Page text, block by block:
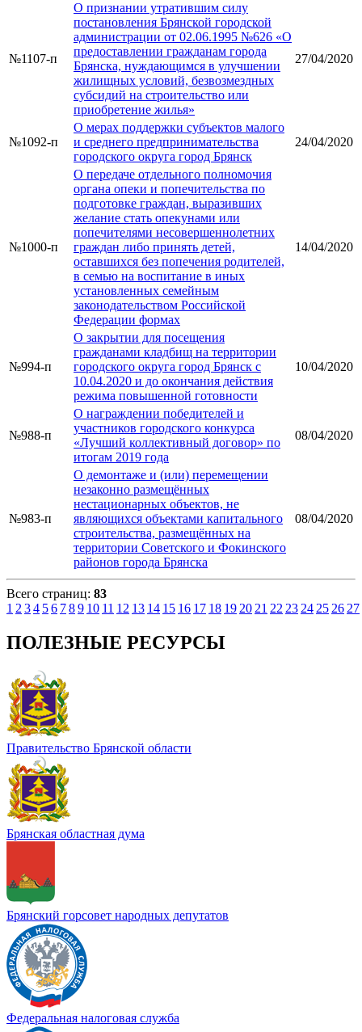
№1107-п
О признании утратившим силу
постановления Брянской городской
администрации от 02.06.1995 №626 «О
предоставлении гражданам города
Брянска, нуждающимся в улучшении
жилищных условий, безвозмездных
субсидий на строительство или
приобретение жилья»
27/04/2020
№1092-п
О мерах поддержки субъектов малого
и среднего предпринимательства
городского округа город Брянск
24/04/2020
№1000-п
О передаче отдельного полномочия
органа опеки и попечительства по
подготовке граждан, выразивших
желание стать опекунами или
попечителями несовершеннолетних
граждан либо принять детей,
оставшихся без попечения родителей,
в семью на воспитание в иных
установленных семейным
законодательством Российской
Федерации формах
14/04/2020
№994-п
О закрытии для посещения
гражданами кладбищ на территории
городского округа город Брянск с
10.04.2020 и до окончания действия
режима повышенной готовности
10/04/2020
№988-п
О награждении победителей и
участников городского конкурса
«Лучший коллективный договор» по
итогам 2019 года
08/04/2020
№983-п
О демонтаже и (или) перемещении
незаконно размещённых
нестационарных объектов, не
являющихся объектами капитального
строительства, размещённых на
территории Советского и Фокинского
районов города Брянска
08/04/2020
Всего страниц: 83
1 234 56 789 10 11 12 13 14 15 16 17 18 192021 222324252627
ПОЛЕЗНЫЕ РЕСУРСЫ
Правительство Брянской области
Брянская областная дума
Брянский горсовет народных депутатов
Федеральная налоговая служба